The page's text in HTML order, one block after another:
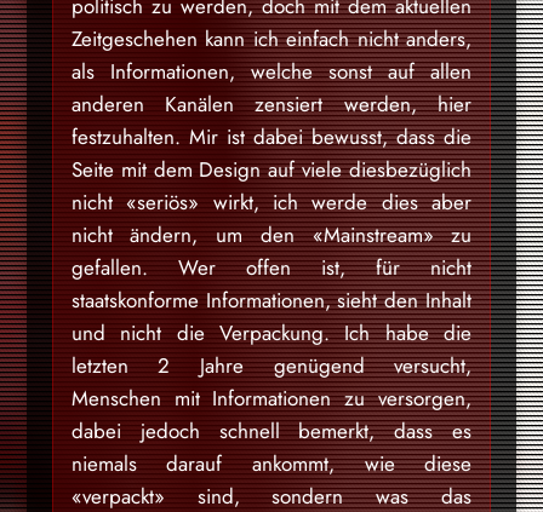
Zeitgeschehen kann ich einfach nicht anders,
als Informationen, welche sonst auf allen
anderen Kanälen zensiert werden, hier
festzuhalten. Mir ist dabei bewusst, dass die
Seite mit dem Design auf viele diesbezüglich
nicht «seriös» wirkt, ich werde dies aber
nicht ändern, um den «Mainstream» zu
gefallen. Wer offen ist, für nicht
staatskonforme Informationen, sieht den Inhalt
und nicht die Verpackung. Ich habe die
letzten 2 Jahre genügend versucht,
Menschen mit Informationen zu versorgen,
dabei jedoch schnell bemerkt, dass es
niemals darauf ankommt, wie diese
«verpackt» sind, sondern was das